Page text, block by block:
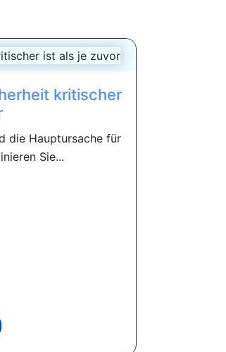
kritischer
die Hauptursache für
Sie...